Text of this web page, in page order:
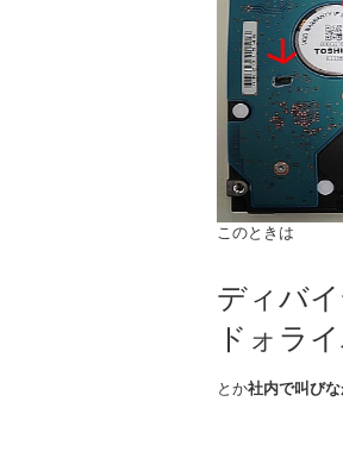
このときは
ディバ
ドォラ
とか社内で叫びな